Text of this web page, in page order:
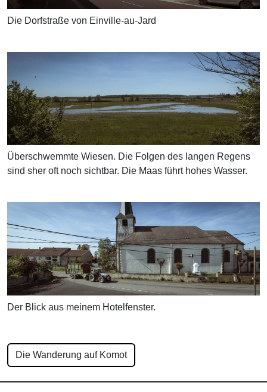
Die Dorfstraße von Einville-au-Jard
Überschwemmte Wiesen. Die Folgen des langen Regens
sind sher oft noch sichtbar. Die Maas führt hohes Wasser.
Der Blick aus meinem Hotelfenster.
Die Wanderung auf Komot